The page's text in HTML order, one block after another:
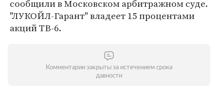
сообщили в Московском арбитражном суде.
"ЛУКОЙЛ-Гарант" владеет 15 процентами
акций ТВ-6.
Комментарии закрыты за истечением срока
давности